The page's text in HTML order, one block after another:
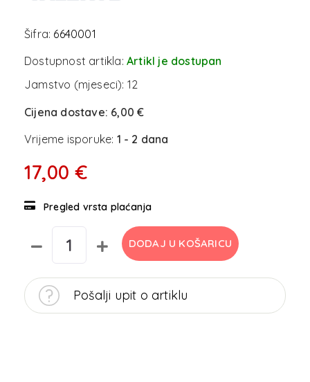
Šifra: 6640001
Dostupnost artikla: Artikl je dostupan
Jamstvo (mjeseci): 12
Cijena dostave: 6,00 €
Vrijeme isporuke: 1 - 2 dana
17,00 €
Pregled vrsta plaćanja
DODAJ U KOŠARICU
Pošalji upit o artiklu